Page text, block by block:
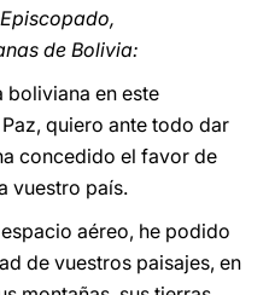
de Bolivia:
boliviana en este
quiero ante todo dar
concedido el favor de
vuestro país.
aéreo, he podido
de vuestros paisajes, en